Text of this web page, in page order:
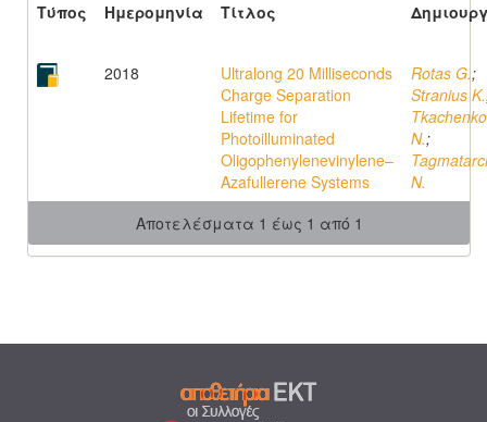
Τύπος
Ημερομηνία Τίτλος
2018
Ultralong 20 Milliseconds
Charge Separation
Lifetime for
Photoilluminated
Oligophenylenevinylene–
Azafullerene Systems
Rotas G.;
Stranius K.
Tkachenko
N.;
N.
Αποτελέσματα 1 έως 1 από 1